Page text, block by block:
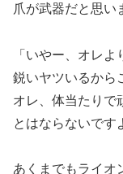
爪が武器だと思い
「いやー、オレよ
鋭いヤツいるから
オレ、体当たりで
とはならないです
あくまでもライオ